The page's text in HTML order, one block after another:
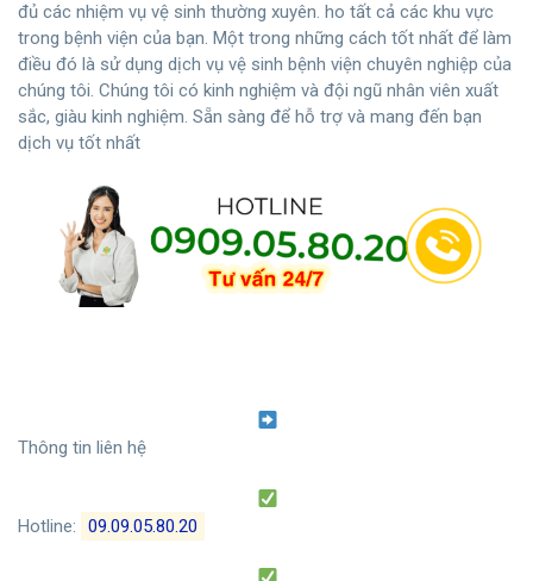
đủ các nhiệm vụ vệ sinh thường xuyên. ho tất cả các khu vực
trong bệnh viện của bạn. Một trong những cách tốt nhất để làm
điều đó là sử dụng dịch vụ vệ sinh bệnh viện chuyên nghiệp của
chúng tôi. Chúng tôi có kinh nghiệm và đội ngũ nhân viên xuất
sắc, giàu kinh nghiệm. Sẵn sàng để hỗ trợ và mang đến bạn
dịch vụ tốt nhất
Thông tin liên hệ
Hotline: 09.09.05.80.20